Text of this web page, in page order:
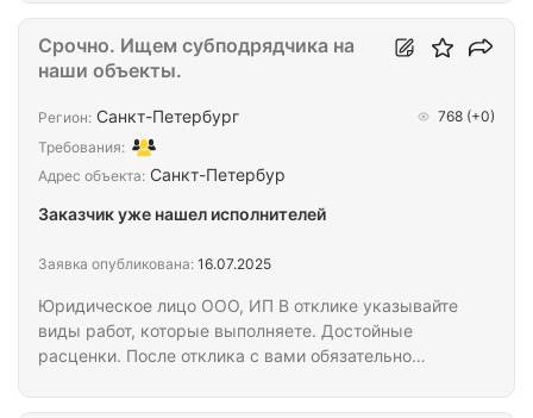
Юридическое лицо ООО, ИП В отклике указывайте
виды работ, которые выполняете. Достойные
расценки. После отклика с вами обязательно
Срочно. Ищем субподрядчика на
наши объекты.
Регион: Санкт-Петербург 768 (+0)
Требования:
Адрес объекта: Санкт-Петербур
Заказчик уже нашел исполнителей
Заявка опубликована: 16.07.2025